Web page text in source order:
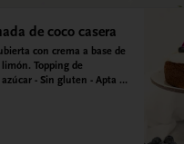
de coco casera
con crema a base de
limón. Topping de
- Sin gluten - Apta